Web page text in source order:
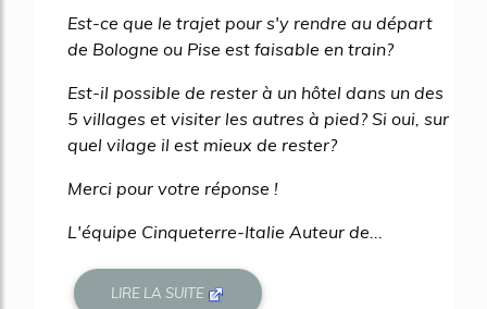
Est-ce que le trajet pour s'y rendre au départ
de Bologne ou Pise est faisable en train?
Est-il possible de rester à un hôtel dans un des
5 villages et visiter les autres à pied? Si oui, sur
quel vilage il est mieux de rester?
Merci pour votre réponse !
L'équipe Cinqueterre-Italie Auteur de...
LIRE LA SUITE